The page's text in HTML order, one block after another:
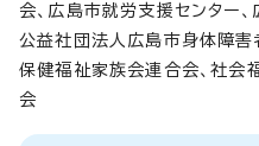
会、広島市就労支援センター
公益社団法人広島市身体障害
保健福祉家族会連合会、社会
会